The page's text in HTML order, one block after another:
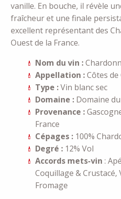
vanille. En bouche, il révèle
fraîcheur et une finale
excellent représentant des
Ouest de la France.
Nom du vin :
Appellation :Côtes de
Type :Vin blanc sec
Domaine : Domaine
Provenance :
France
Cépages : 100%
Degré : 12% Vol
Accords mets-vin :
Coquillage & Crustacé,
Fromage